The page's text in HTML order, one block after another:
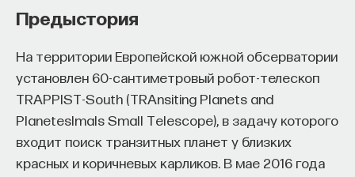
Предыстория
На территории Европейской южной обсерватории
установлен 60-сантиметровый робот-телескоп
TRAPPIST-South (TRAnsiting Planets and
PlanetesImals Small Telescope), в задачу которого
входит поиск транзитных планет у близких
красных и коричневых карликов. В мае 2016 года